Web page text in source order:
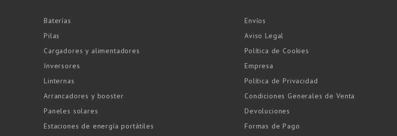
Baterías
Pilas
Cargadores y alimentadores
Inversores
Linternas
Arrancadores y booster
Paneles solares
Estaciones de energía portátiles
Envíos
Aviso Legal
Política de Cookies
Empresa
Política de Privacidad
Condiciones Generales de Venta
Devoluciones
Formas de Pago